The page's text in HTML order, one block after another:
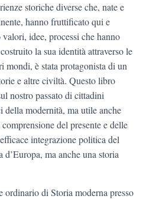
storiche diverse che, nate e
hanno fruttificato qui e
idee, processi che hanno
la sua identità attraverso le
è stata protagonista di un
e altre civiltà. Questo libro
nostro passato di cittadini
della modernità, ma utile anche
del presente e delle
integrazione politica del
ma anche una storia
ordinario di Storia moderna presso